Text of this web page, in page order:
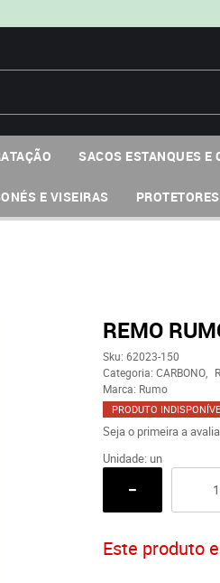
SACOS ESTANQUES E
E VISEIRAS PROTETORES
REMO
Sku: 62023-150
Categoria: CARBONO
Marca: Rumo
PRODUTO
Seja o primeira a
Unidade: un
Este produto